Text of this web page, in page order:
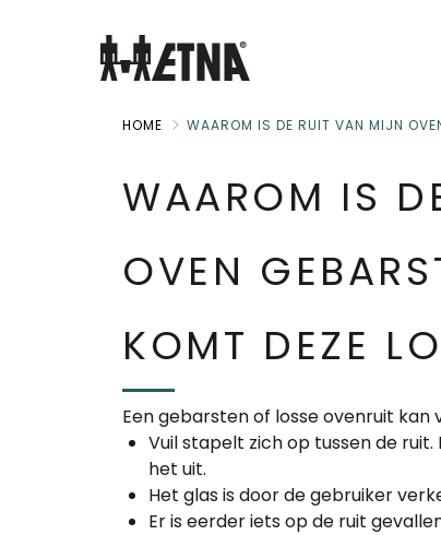
HOME WAAROM IS DE RUIT VAN MIJN
WAAROM IS
OVEN
KOMT DEZE
Een gebarsten of losse ovenruit
Vuil stapelt zich op tussen de
het uit.
Het glas is door de gebruiker
Er is eerder iets op de ruit